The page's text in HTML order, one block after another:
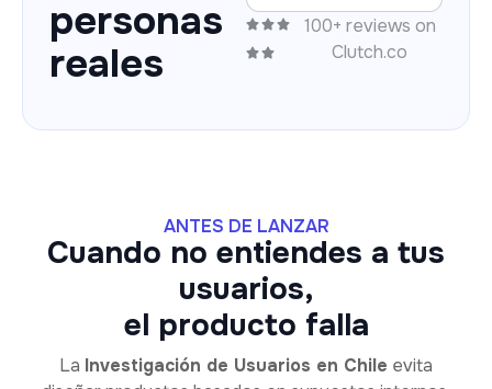
personas
reales
100+ reviews on
Clutch.co
ANTES DE LANZAR
Cuando no entiendes a tus
usuarios,
el producto falla
La Investigación de Usuarios en Chile evita